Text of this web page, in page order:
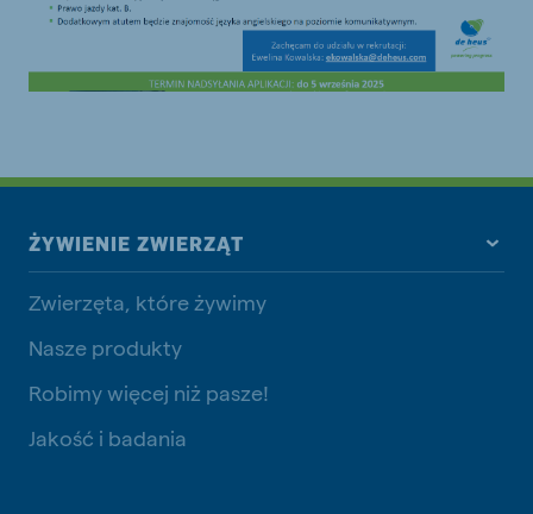
ŻYWIENIE ZWIERZĄT
Zwierzęta, które żywimy
Nasze produkty
Robimy więcej niż pasze!
Jakość i badania